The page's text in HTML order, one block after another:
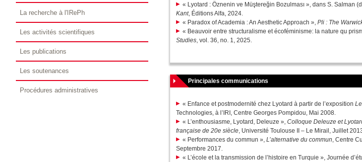
« Lyotard : Öznenin ve Müştereğin Bozulması », dans S. Salman
Kant, Éditions Alfa, 2024.
« Paradox of Academia : An Aesthetic Approach »,Pli : The
« Beauvoir entre structuralisme et écoféminisme: la nature qu
Studies , vol. 36, no. 1, 2025.
Principales communications
« Enfance et postmodernité chez Lyotard à partir de l’exposition
Technologies, à l’IRI, Centre Georges Pompidou, Mai 2008.
« L’enthousiasme, Lyotard, Deleuze »,Colloque Deleuze et
française de 20e siècle , Université Toulouse II – Le Mirail, Juillet
« Performances du commun »,L’alternative du commun , Centre
Septembre 2017.
« L’école et la transmission de l’histoire en Turquie », Journée
La recherche à l'IRePh
Les activités scientifiques
Les publications
Les soutenances
Procédures administratives